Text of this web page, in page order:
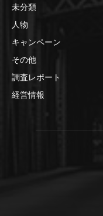
未分類
人物
キャンペーン
その他
調査レポート
経営情報